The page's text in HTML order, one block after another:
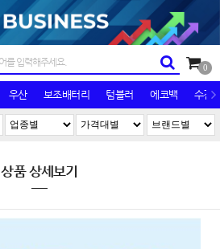
0
우산 보조배터리 텀블러 에코백 수건/
상품 상세보기